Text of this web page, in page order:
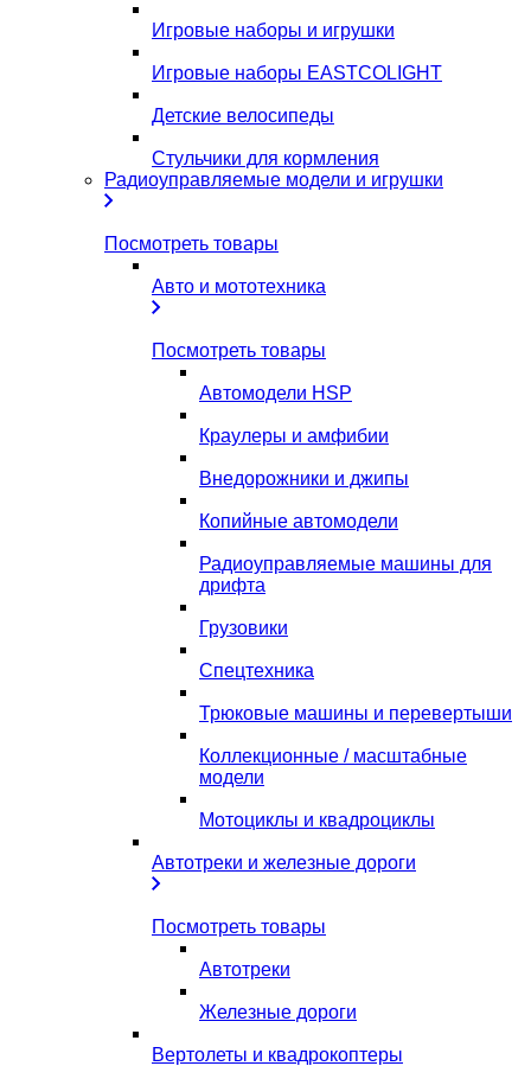
Игровые наборы и игрушки
Игровые наборы EASTCOLIGHT
Детские велосипеды
Стульчики для кормления
Радиоуправляемые модели и игрушки
Посмотреть товары
Авто и мототехника
Посмотреть товары
Автомодели HSP
Краулеры и амфибии
Внедорожники и джипы
Копийные автомодели
Радиоуправляемые машины для
дрифта
Грузовики
Спецтехника
Трюковые машины и перевертыши
Коллекционные / масштабные
модели
Мотоциклы и квадроциклы
Автотреки и железные дороги
Посмотреть товары
Автотреки
Железные дороги
Вертолеты и квадрокоптеры